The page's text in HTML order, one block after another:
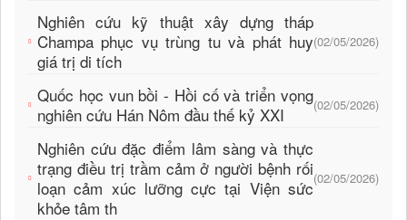
Nghiên cứu kỹ thuật xây dựng tháp
Champa phục vụ trùng tu và phát huy
giá trị di tích
(02/05/2026)
Quốc học vun bồi - Hồi cố và triển vọng
nghiên cứu Hán Nôm đầu thế kỷ XXI
(02/05/2026)
Nghiên cứu đặc điểm lâm sàng và thực
trạng điều trị trầm cảm ở người bệnh rối
loạn cảm xúc lưỡng cực tại Viện sức
khỏe tâm th
(02/05/2026)